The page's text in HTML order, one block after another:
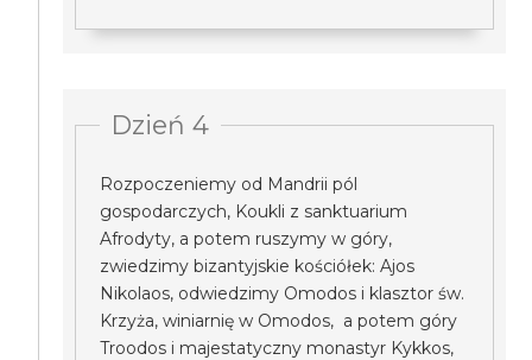
Dzień 4
Rozpoczeniemy od Mandrii pól
gospodarczych, Koukli z sanktuarium
Afrodyty, a potem ruszymy w góry,
zwiedzimy bizantyjskie kościółek: Ajos
Nikolaos, odwiedzimy Omodos i klasztor św.
Krzyża, winiarnię w Omodos, a potem góry
Troodos i majestatyczny monastyr Kykkos,